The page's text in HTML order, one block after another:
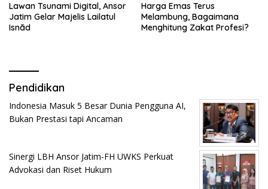
Lawan Tsunami Digital, Ansor
Jatim Gelar Majelis Lailatul
Isnād
Harga Emas Terus
Melambung, Bagaimana
Menghitung Zakat Profesi?
Pendidikan
Indonesia Masuk 5 Besar Dunia Pengguna AI,
Bukan Prestasi tapi Ancaman
Sinergi LBH Ansor Jatim-FH UWKS Perkuat
Advokasi dan Riset Hukum